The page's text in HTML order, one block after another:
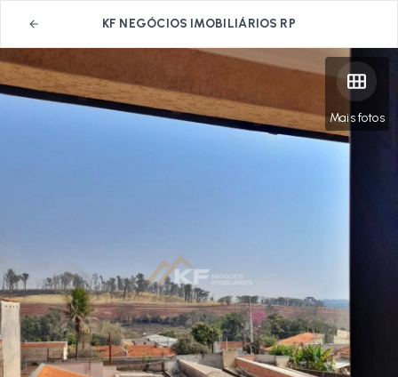
KF NEGÓCIOS IMOBILIÁRIOS RP
Mais fotos